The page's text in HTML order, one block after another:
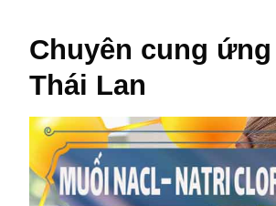
Chuyên cung
Thái Lan